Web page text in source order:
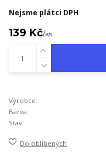
Nejsme plátci DPH
139 Kč/ks
Výrobce:
Barva:
Stav:
Do oblíbených